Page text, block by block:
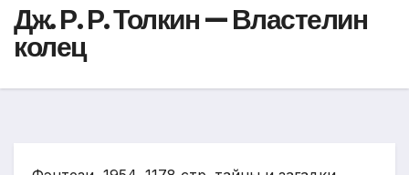
Дж. Р. Р. Толкин — Властелин
колец